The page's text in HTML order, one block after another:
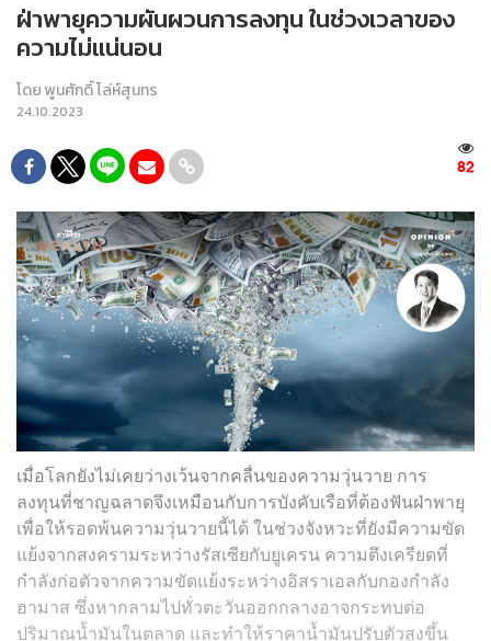
ฝ่าพายุความผันผวนการลงทุน ในช่วงเวลาของ
ความไม่แน่นอน
โดยพูนศักดิ์ โล่ห์สุนทร
24.10.2023
82
เมื่อโลกยังไม่เคยว่างเว้นจากคลื่นของความวุ่นวาย การ
ลงทุนที่ชาญฉลาดจึงเหมือนกับการบังคับเรือที่ต้องฟันฝ่าพายุ
เพื่อให้รอดพ้นความวุ่นวายนี้ได้ ในช่วงจังหวะที่ยังมีความขัด
แย้งจากสงครามระหว่างรัสเซียกับยูเครน ความตึงเครียดที่
กำลังก่อตัวจากความขัดแย้งระหว่างอิสราเอลกับกองกำลัง
ฮามาส ซึ่งหากลามไปทั่วตะวันออกกลางอาจกระทบต่อ
ปริมาณน้ำมันในตลาด และทำให้ราคาน้ำมันปรับตัวสูงขึ้น